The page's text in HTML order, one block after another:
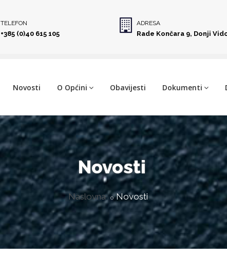
TELEFON
+385 (0)40 615 105
ADRESA
Rade Končara 9, Donji
Novosti O Općini Obavijesti Dokumenti
Novosti
Naslovna Novosti